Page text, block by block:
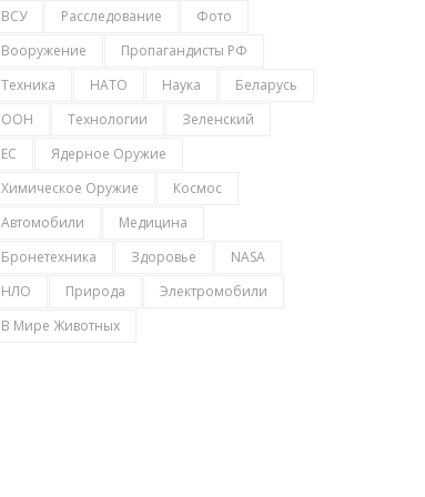
ВСУ
Расследование
Фото
Вооружение
Пропагандисты РФ
Техника
НАТО Наука
Беларусь
ООН
Технологии
Зеленский
ЕС
Ядерное Оружие
Химическое Оружие
Космос
Автомобили
Медицина
Бронетехника
Здоровье
NASA
НЛО
Природа
Электромобили
В Мире Животных